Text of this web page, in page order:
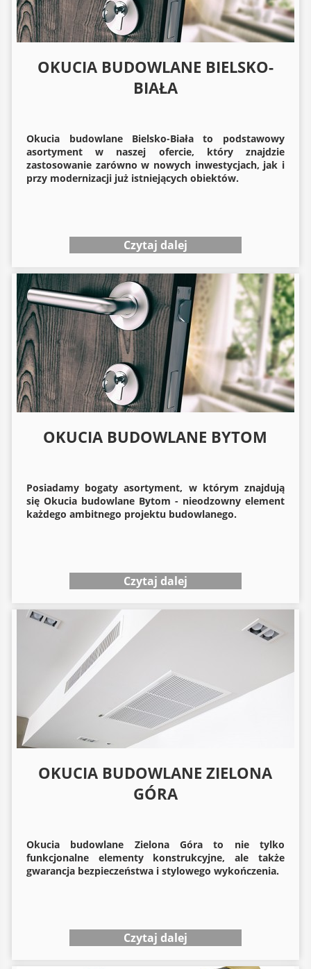
OKUCIA BUDOWLANE BIELSKO-
BIAŁA
Okucia budowlaneBielsko-Biała to podstawowy
asortyment w naszej ofercie, który znajdzie
zastosowanie zarówno w nowych inwestycjach, jak i
przy modernizacji już istniejących obiektów.
Czytaj dalej
OKUCIA BUDOWLANE BYTOM
Posiadamy bogaty asortyment, w którym znajdują
sięOkucia budowlane Bytom - nieodzowny element
każdego ambitnego projektu budowlanego.
Czytaj dalej
OKUCIA BUDOWLANE ZIELONA
GÓRA
Okucia budowlane Zielona Góra to nie tylko
funkcjonalne elementy konstrukcyjne, ale także
gwarancja bezpieczeństwa i stylowego wykończenia.
Czytaj dalej